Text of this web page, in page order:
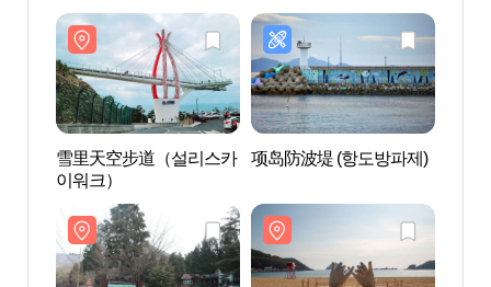
雪里天空步道（설리스카
이워크）
项岛防波堤 (항도방파제)